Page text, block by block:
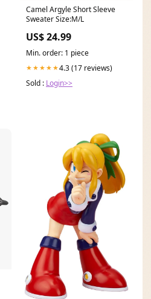
Camel Argyle Short Sleeve
Sweater Size:M/L
US$ 24.99
Min. order: 1 piece
★★★★★4.3 (17 reviews)
Sold : Login>>